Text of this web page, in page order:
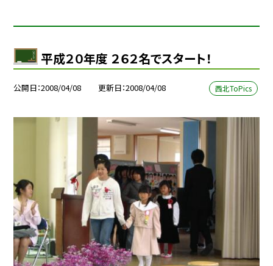
平成２０年度 ２６２名でスタート！
公開日 2008/04/08 更新日 2008/04/08 西北ToPics